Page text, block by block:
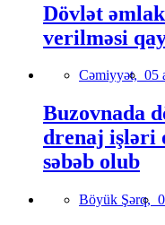
Dövlət
verilməsi
Cəmiyyət, 05
Buzovnada
drenaj işləri
səbəb olub
Böyük Şərq,